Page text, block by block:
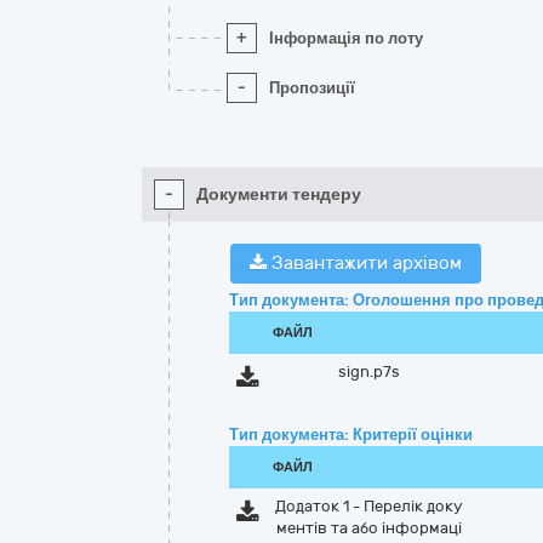
+ Інформація по лоту
- Пропозиції
- Документи тендеру
Завантажити архівом
Тип документа: Оголошення про
ФАЙЛ
sign.p7s
Тип документа: Критерії оцінки
ФАЙЛ
Додаток 1 - Перелік доку
ментів та або інформаці